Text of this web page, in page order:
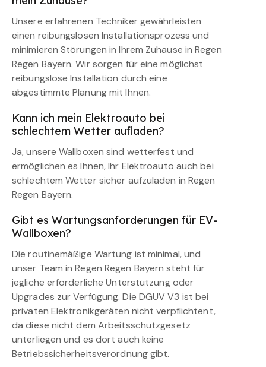
Unsere erfahrenen Techniker gewährleisten
einen reibungslosen Installationsprozess und
minimieren Störungen in Ihrem Zuhause in Regen
Regen Bayern. Wir sorgen für eine möglichst
reibungslose Installation durch eine
abgestimmte Planung mit Ihnen.
Kann ich mein Elektroauto bei
schlechtem Wetter aufladen?
Ja, unsere Wallboxen sind wetterfest und
ermöglichen es Ihnen, Ihr Elektroauto auch bei
schlechtem Wetter sicher aufzuladen in Regen
Regen Bayern.
Gibt es Wartungsanforderungen für EV-
Wallboxen?
Die routinemäßige Wartung ist minimal, und
unser Team in Regen Regen Bayern steht für
jegliche erforderliche Unterstützung oder
Upgrades zur Verfügung. Die DGUV V3 ist bei
privaten Elektronikgeräten nicht verpflichtent,
da diese nicht dem Arbeitsschutzgesetz
unterliegen und es dort auch keine
Betriebssicherheitsverordnung gibt.